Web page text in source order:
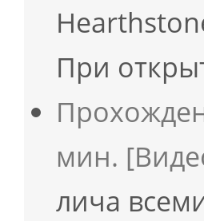
При
мин.
лича